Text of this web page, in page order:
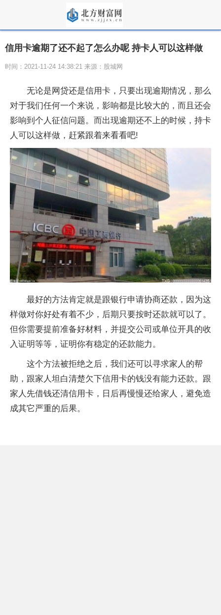
信用卡逾期了还不起了怎么办呢 持卡人可以这样做
时间：2021-11-24 14:38:21 来源：股城网
无论是网贷还是信用卡，只要出现逾期情况，那么
对于我们任何一个来说，影响都是比较大的，而且还会
影响到个人征信问题。而出现逾期还不上的时候，持卡
人可以这样做，赶紧跟着来看看吧!
最好的方法肯定就是跟银行申请协商还款，因为这
样做对你好处有着不少，后期只要按时还款就可以了。
但你需要提前准备好材料，并提交公司或单位开具的收
入证明等等，证明你有稳定的还款能力。
这个方法被拒绝之后，我们还可以寻求家人的帮
助，跟家人坦白清楚欠下信用卡的钱没有能力还款。跟
家人先借钱还清信用卡，日后再慢慢还给家人，避免造
成其它严重的后果。